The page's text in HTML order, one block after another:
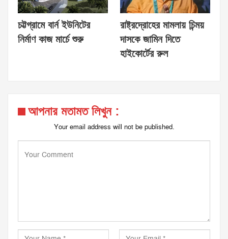
চট্টগ্রামে বার্ন ইউনিটের
নির্মাণ কাজ মার্চে শুরু
রাষ্ট্রদ্রোহের মামলায় চিন্ময়
দাসকে জামিন দিতে
হাইকোর্টের রুল
আপনার মতামত লিখুন :
Your email address will not be published.